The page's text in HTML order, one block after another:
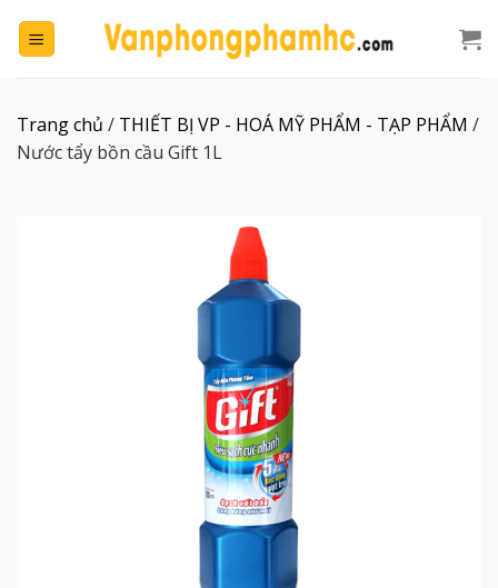
đến
Trang chủ / THIẾT BỊ VP - HOÁ MỸ PHẨM - TẠP PHẨM /
Nước tẩy bồn cầu Gift 1L